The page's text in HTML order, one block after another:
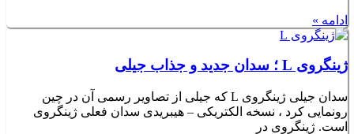
ادامه »
ژینگروی L ؛ سدان جدید و جذاب جیلی
سدان جیلی ژینگروی L که جیلی از تصاویر رسمی آن در چین
رونمایی کرد ، نسخه الکتریکی – هیبریدی سدان فعلی ژینگروی
است. ژینگروی در